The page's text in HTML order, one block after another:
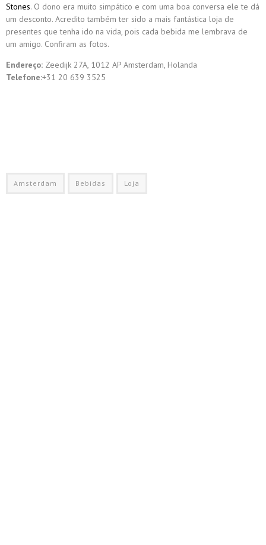
Stones. O dono era muito simpático e com uma boa conversa ele te dá
um desconto. Acredito também ter sido a mais fantástica loja de
presentes que tenha ido na vida, pois cada bebida me lembrava de
um amigo. Confiram as fotos.
Endereço: Zeedijk 27A, 1012 AP Amsterdam, Holanda
Telefone:+31 20 639 3525
Amsterdam Bebidas Loja